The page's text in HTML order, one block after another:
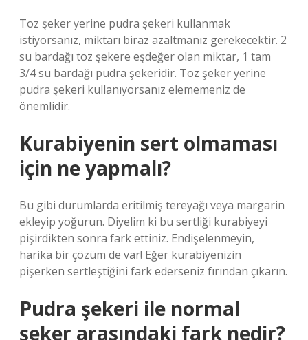
Toz şeker yerine pudra şekeri kullanmak
istiyorsanız, miktarı biraz azaltmanız gerekecektir. 2
su bardağı toz şekere eşdeğer olan miktar, 1 tam
3/4 su bardağı pudra şekeridir. Toz şeker yerine
pudra şekeri kullanıyorsanız elememeniz de
önemlidir.
Kurabiyenin sert olmaması
için ne yapmalı?
Bu gibi durumlarda eritilmiş tereyağı veya margarin
ekleyip yoğurun. Diyelim ki bu sertliği kurabiyeyi
pişirdikten sonra fark ettiniz. Endişelenmeyin,
harika bir çözüm de var! Eğer kurabiyenizin
pişerken sertleştiğini fark ederseniz fırından çıkarın.
Pudra şekeri ile normal
şeker arasındaki fark nedir?